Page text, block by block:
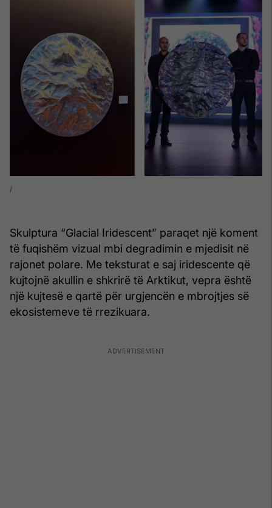
Skulptura “Glacial Iridescent” paraqet një koment
të fuqishëm vizual mbi degradimin e mjedisit në
rajonet polare. Me teksturat e saj iridescente që
kujtojnë akullin e shkrirë të Arktikut, vepra është
një kujtesë e qartë për urgjencën e mbrojtjes së
ekosistemeve të rrezikuara.